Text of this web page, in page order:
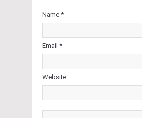
Name *
Email *
Website